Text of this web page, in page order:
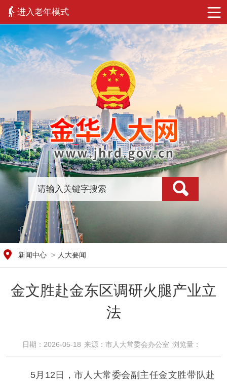
进入老年模式
新闻中心 > 人大要闻
金文胜赴金东区调研火腿产业立
法
日期：2026-05-18 来源：​市人大常委会办公室 浏览量：​
5月12日，市人大常委会副主任金文胜带队赴